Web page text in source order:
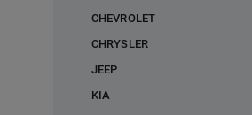
CHEVROLET
CHRYSLER
JEEP
KIA